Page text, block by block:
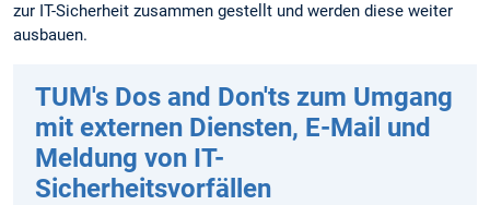
zur IT-Sicherheit zusammen gestellt und werden diese weiter
ausbauen.
TUM's Dos and Don'ts zum Umgang
mit externen Diensten, E-Mail und
Meldung von IT-
Sicherheitsvorfällen